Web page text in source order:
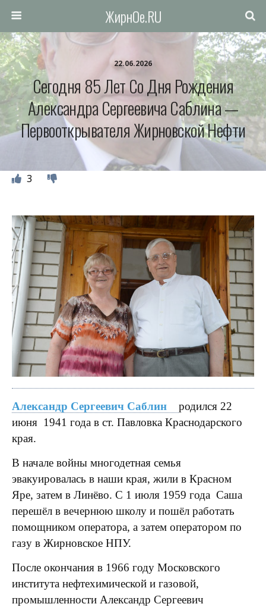
ЖирнОе.RU
22.06.2026
Сегодня 85 Лет Со Дня Рождения
Александра Сергеевича Саблина —
Первооткрывателя Жирновской Нефти
3
Александр Сергеевич Саблин родился 22
июня 1941 года в ст. Павловка Краснодарского
края.
В начале войны многодетная семья
эвакуировалась в наши края, жили в Красном
Яре, затем в Линёво. С 1 июля 1959 года Саша
перешёл в вечернюю школу и пошёл работать
помощником оператора, а затем оператором по
газу в Жирновское НПУ.
После окончания в 1966 году Московского
института нефтехимической и газовой,
промышленности Александр Сергеевич